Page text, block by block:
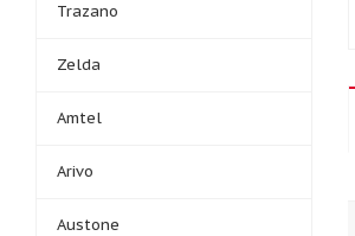
Trazano
Zelda
Amtel
Arivo
Austone